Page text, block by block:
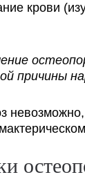
крови
причины